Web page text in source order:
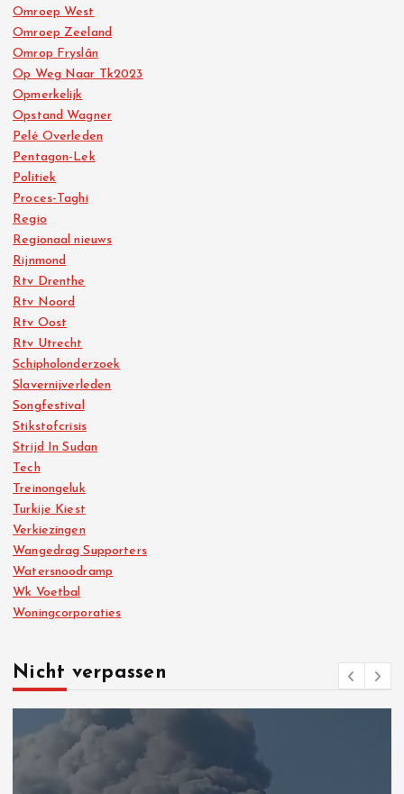
Omroep West
Omroep Zeeland
Omrop Fryslân
Op Weg Naar Tk2023
Opmerkelijk
Opstand Wagner
Pelé Overleden
Pentagon-Lek
Politiek
Proces-Taghi
Regio
Regionaal nieuws
Rijnmond
Rtv Drenthe
Rtv Noord
Rtv Oost
Rtv Utrecht
Schipholonderzoek
Slavernijverleden
Songfestival
Stikstofcrisis
Strijd In Sudan
Tech
Treinongeluk
Turkije Kiest
Verkiezingen
Wangedrag Supporters
Watersnoodramp
Wk Voetbal
Woningcorporaties
Nicht verpassen